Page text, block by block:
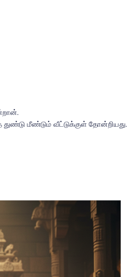
மீண்டும் வீட்டுக்குள் தோன்றியது.